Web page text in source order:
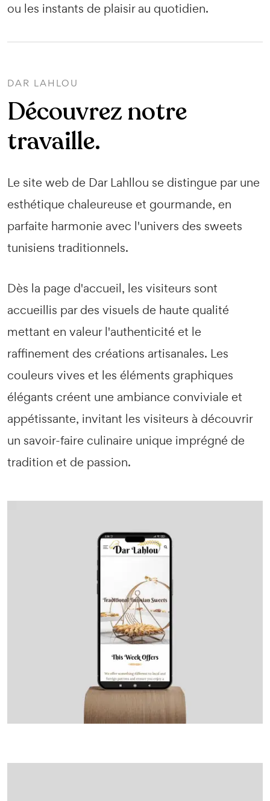
ou les instants de plaisir au quotidien.
DAR LAHLOU
Découvrez notre
travaille.
Le site web de Dar Lahllou se distingue par une
esthétique chaleureuse et gourmande, en
parfaite harmonie avec l'univers des sweets
tunisiens traditionnels.
Dès la page d'accueil, les visiteurs sont
accueillis par des visuels de haute qualité
mettant en valeur l'authenticité et le
raffinement des créations artisanales. Les
couleurs vives et les éléments graphiques
élégants créent une ambiance conviviale et
appétissante, invitant les visiteurs à découvrir
un savoir-faire culinaire unique imprégné de
tradition et de passion.